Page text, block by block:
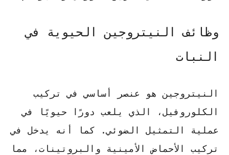
وظائف النيتروجين الحيوية في
النبات
النيتروجين هو عنصر أساسي في تركيب
الكلوروفيل، الذي يلعب دورًا حيويًا في
عملية التمثيل الضوئي. كما أنه يدخل في
تركيب
الأحماض الأمينية والبروتينات، مما